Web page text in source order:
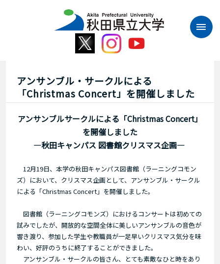
アンサンブル・サークルによる
「Christmas Concert」を開催しました
アンサンブルサークルによる「Christmas Concert」
を開催しました
―秋田キャンパス 図書館クリスマス企画―
12月19日、本学の秋田キャンパス図書館（ラーニングコモン
ズ）において、クリスマス企画として、アンサンブル・サークル
による「Christmas Concert」を開催しました。
図書館（ラーニングコモンズ）におけるコンサートは初めての
試みでしたが、開放的な空間全体に美しいアンサンブルの音色が
響き渡り、参加した学生や教職員が一足早いクリスマス気分を味
わい、好評のうちに終了することができました。
アンサンブル・サークルの皆さん、とても素敵なひと時をあり